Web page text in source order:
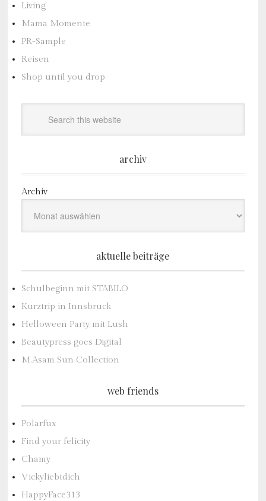
Living
Mama Momente
PR-Sample
Reisen
Shop until you drop
archiv
Archiv
aktuelle beiträge
Schulbeginn mit STABILO
Kurztrip in Innsbruck
Helloween Party mit Lush
Beautypress goes Digital
M.Asam Sun Collection
web friends
Polarfux
Find your felicity
Chamy
Vickyliebtdich
HappyFace313